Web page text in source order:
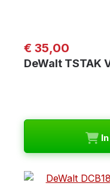
Regulärer Preis:
€ 35,00
DeWalt